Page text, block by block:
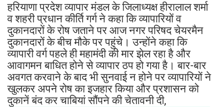
हरियाणा प्रदेश व्यापार मंडल के जिलाध्यक्ष हीरालाल शर्मा
व शहरी प्रधान कीर्ति गर्ग ने कहा कि व्यापारियों व
दुकानदारों के रोष जताने पर आज नगर परिषद चेयरमैन
दुकानदारों के बीच मौके पर पहुंचे। उन्होंने कहा कि
व्यापारी वर्ग पहले ही महामंदी की मार झेल रहा है और
आवागमन बाधित होने से व्यापार ठप हो गया है। बार-बार
अवगत करवाने के बाद भी सुनवाई न होने पर व्यापारियों ने
खुलकर अपने रोष का इजहार किया और प्रशासन को
दुकानें बंद कर चाबियां सौंपने की चेतावनी दी,